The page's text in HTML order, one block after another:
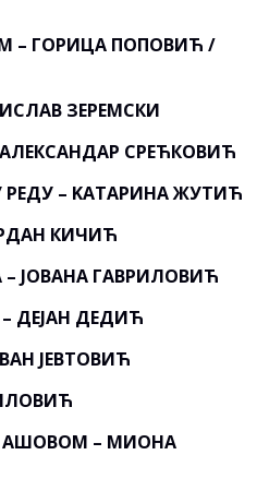
– ГОРИЦА ПОПОВИЋ /
ЗЕРЕМСКИ
СРЕЋКОВИЋ
– KАТАРИНА ЖУТИЋ
КИЧИЋ
ЈОВАНА ГАВРИЛОВИЋ
ДЕЈАН ДЕДИЋ
ЈЕВТОВИЋ
АШОВОМ – МИОНА